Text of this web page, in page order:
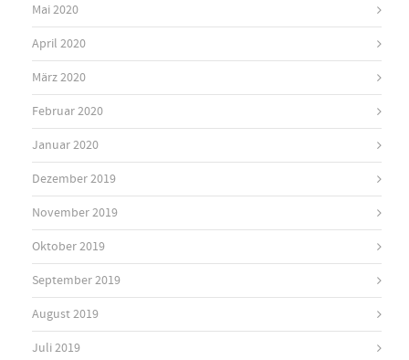
Mai 2020
April 2020
März 2020
Februar 2020
Januar 2020
Dezember 2019
November 2019
Oktober 2019
September 2019
August 2019
Juli 2019